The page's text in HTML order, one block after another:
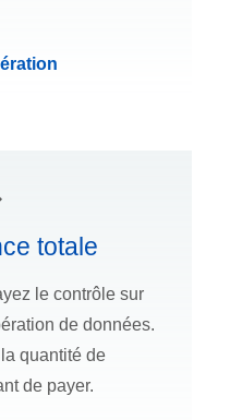
totale
le contrôle sur
de données.
quantité de
de payer.